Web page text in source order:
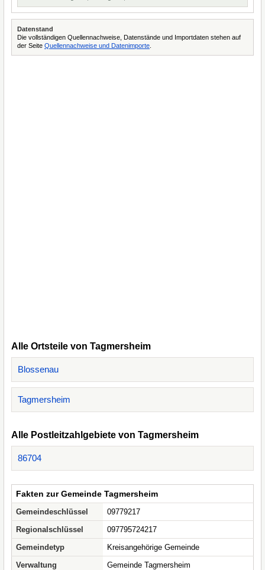
Datenstand
Die vollständigen Quellennachweise, Datenstände und Importdaten stehen auf
der Seite Quellennachweise und Datenimporte
Alle Ortsteile von Tagmersheim
Blossenau
Tagmersheim
Alle Postleitzahlgebiete von Tagmersheim
86704
Fakten zur Gemeinde Tagmersheim
Gemeindeschlüssel
09779217
Regionalschlüssel
097795724217
Gemeindetyp
Kreisangehörige Gemeinde
Verwaltung
Gemeinde Tagmersheim